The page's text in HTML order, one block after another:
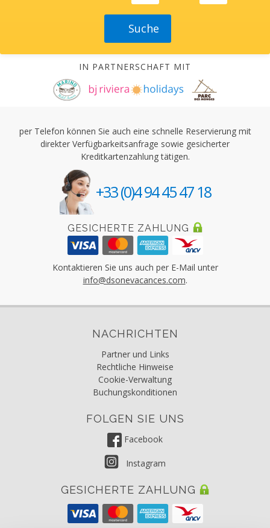
IN PARTNERSCHAFT MIT
per Telefon können Sie auch eine schnelle Reservierung mit
direkter Verfügbarkeitsanfrage sowie gesicherter
Kreditkartenzahlung tätigen.
+33 (0)4 94 45 47 18
GESICHERTE ZAHLUNG
Kontaktieren Sie uns auch per E-Mail unter
info@dsonevacances.com.
NACHRICHTEN
Partner und Links
Rechtliche Hinweise
Cookie-Verwaltung
Buchungskonditionen
FOLGEN SIE UNS
Facebook
Instagram
GESICHERTE ZAHLUNG